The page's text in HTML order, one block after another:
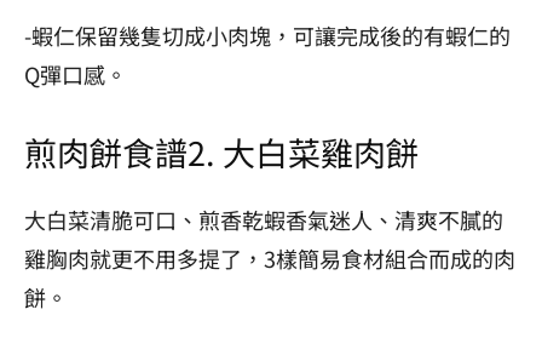
-蝦仁保留幾隻切成小肉塊，可讓完成後的有蝦仁的
Q彈口感。
煎肉餅食譜2. 大白菜雞肉餅
大白菜清脆可口、煎香乾蝦香氣迷人、清爽不膩的
雞胸肉就更不用多提了，3樣簡易食材組合而成的肉
餅。